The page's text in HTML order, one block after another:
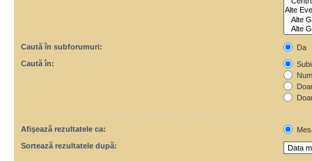
Caută în subforumuri:
Da
Caută în:
Afişează rezultatele ca:
Sortează rezultatele după: